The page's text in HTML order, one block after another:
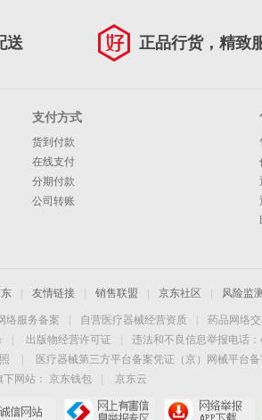
送 正品行货，精致
支付方式
货到付款
在线支付
分期付款
公司转账
友情链接 销售联盟 京东社区 风险监测
络服务备案 自营医疗器械经营资质 药品网络
出版物经营许可证
违法和不良信息举报电话
医疗器械第三方平台备案凭证（京）网械平台
网站：
京东钱包 京东云